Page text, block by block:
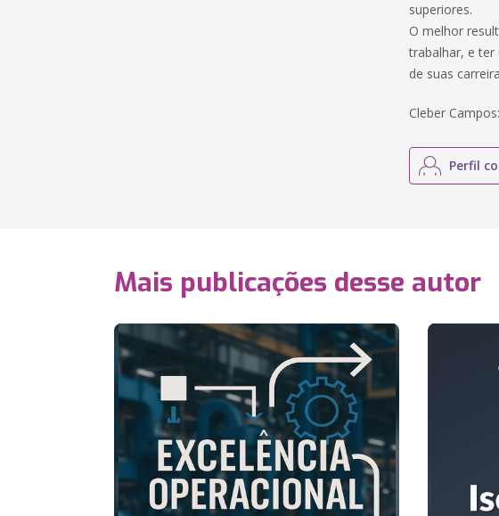
superiores.
O melhor
trabalhar, e
de suas
Cleber
Perfil
Mais publicações desse autor